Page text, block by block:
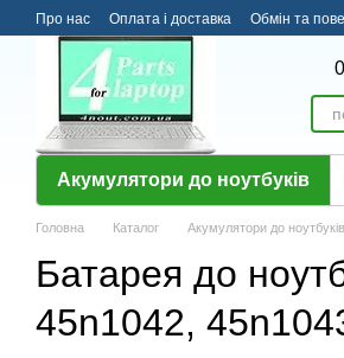
Перейти до основного контенту
Про нас Оплата і доставка Обмін та
Акумулятори до ноутбуків
Головна Каталог Акумулятори до ноутбуків
Батарея до
45n1042,